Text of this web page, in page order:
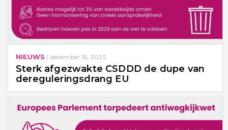
NIEUWS / december 16, 2025
Sterk afgezwakte CSDDD de dupe van
dereguleringsdrang EU